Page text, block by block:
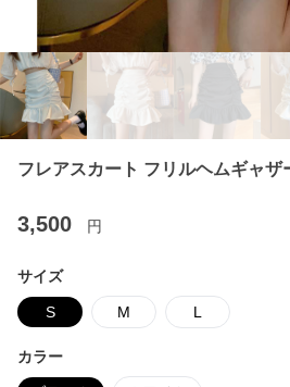
フレアスカート フリルヘムギャザ
3,500 円
サイズ
S M L
カラー